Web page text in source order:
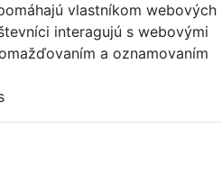
vlastníkom webových
interagujú s webovými
a oznamovaním